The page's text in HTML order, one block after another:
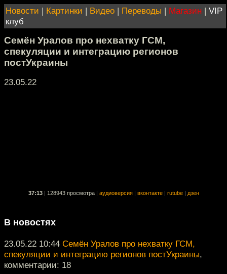
Новости | Картинки | Видео | Переводы | Магазин | VIP
клуб
Семён Уралов про нехватку ГСМ,
спекуляции и интеграцию регионов
постУкраины
23.05.22
37:13 128943 просмотра аудиоверсия вконтакте rutube дзен
В новостях
23.05.22 10:44 Семён Уралов про нехватку ГСМ,
спекуляции и интеграцию регионов постУкраины,
комментарии: 18